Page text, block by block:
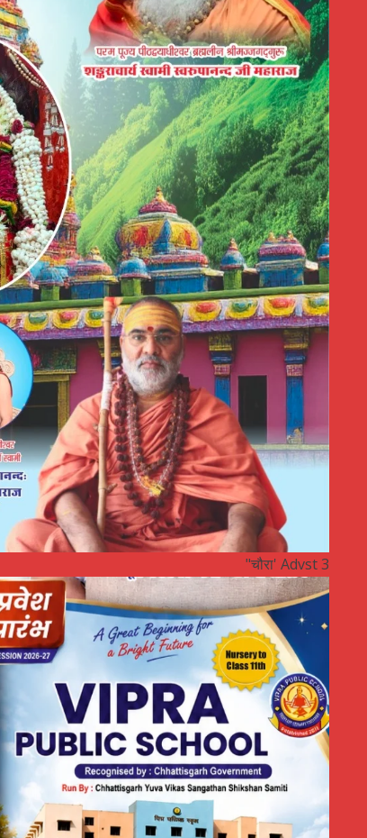
"चौरा' Advst 3